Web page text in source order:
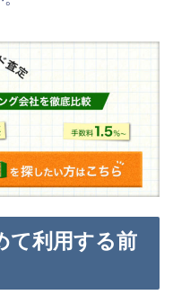
て利用する前